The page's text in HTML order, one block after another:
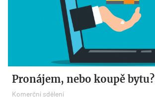
Pronájem, nebo koupě bytu?
Komerční sdělení